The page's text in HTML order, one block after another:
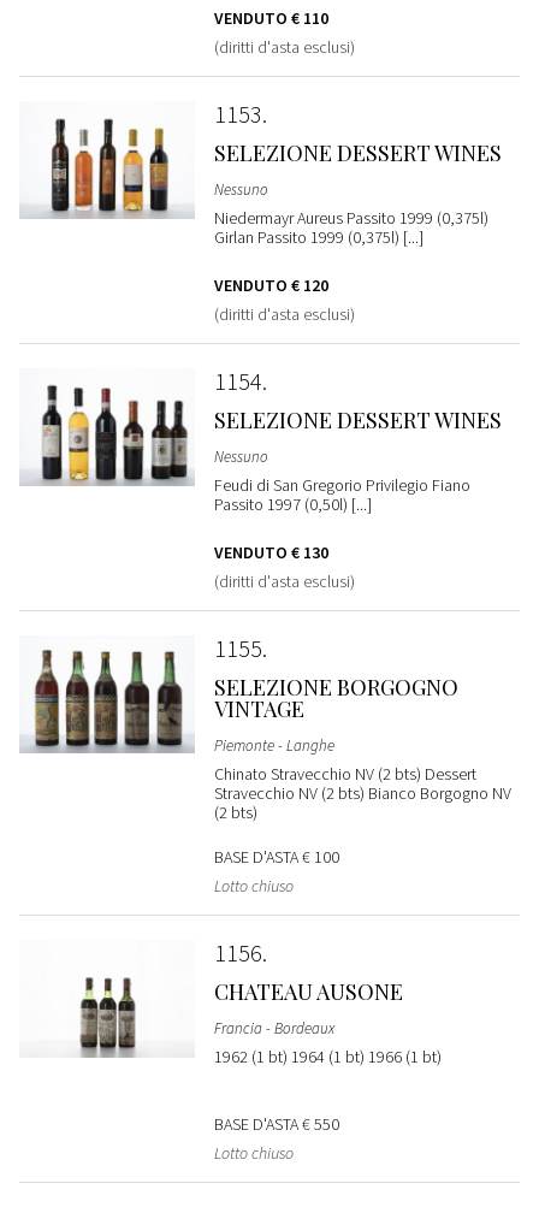
VENDUTO € 110
(diritti d'asta esclusi)
1153
SELEZIONE DESSERT WINES
Nessuno
Niedermayr Aureus Passito 1999 (0,375l)
Girlan Passito 1999 (0,375l) [...]
VENDUTO € 120
(diritti d'asta esclusi)
1154
SELEZIONE DESSERT WINES
Nessuno
Feudi di San Gregorio Privilegio Fiano
Passito 1997 (0,50l) [...]
VENDUTO € 130
(diritti d'asta esclusi)
1155
SELEZIONE BORGOGNO
VINTAGE
Piemonte - Langhe
Chinato Stravecchio NV (2 bts) Dessert
Stravecchio NV (2 bts) Bianco Borgogno NV
(2 bts)
BASE D'ASTA€ 100
Lotto chiuso
1156
CHATEAU AUSONE
Francia - Bordeaux
1962 (1 bt) 1964 (1 bt) 1966 (1 bt)
BASE D'ASTA€ 550
Lotto chiuso